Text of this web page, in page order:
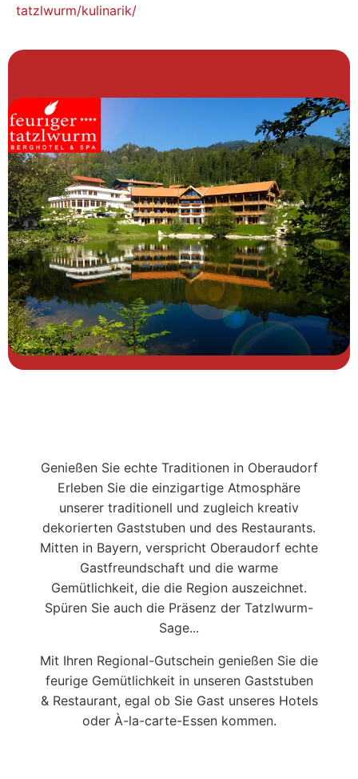
tatzlwurm/kulinarik/
Genießen Sie echte Traditionen in Oberaudorf
Erleben Sie die einzigartige Atmosphäre
unserer traditionell und zugleich kreativ
dekorierten Gaststuben und des Restaurants.
Mitten in Bayern, verspricht Oberaudorf echte
Gastfreundschaft und die warme
Gemütlichkeit, die die Region auszeichnet.
Spüren Sie auch die Präsenz der Tatzlwurm-
Sage...
Mit Ihren Regional-Gutschein genießen Sie die
feurige Gemütlichkeit in unseren Gaststuben
& Restaurant, egal ob Sie Gast unseres Hotels
oder À-la-carte-Essen kommen.